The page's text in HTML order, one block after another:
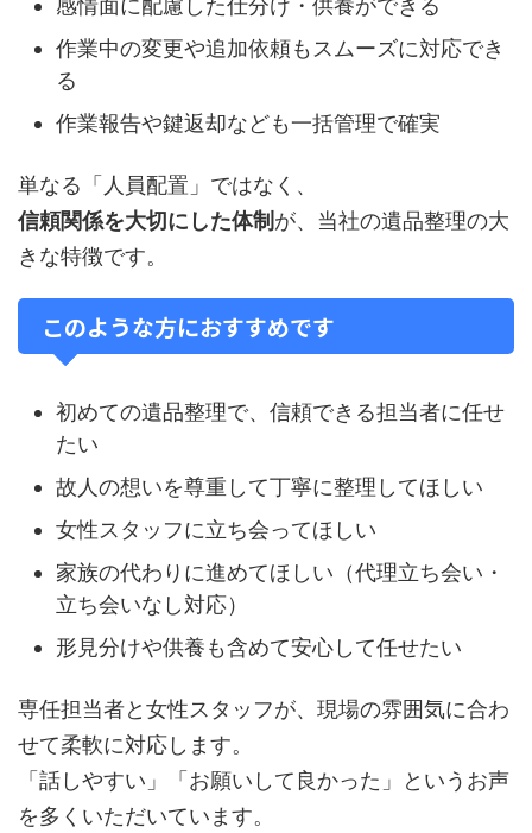
作業中の変更や追加依頼もスムーズに対応でき
る
作業報告や鍵返却なども一括管理で確実
単なる「人員配置」ではなく、
信頼関係を大切にした体制 が、当社の遺品整理の大
きな特徴です。
このような方におすすめです
初めての遺品整理で、信頼できる担当者に任せ
たい
故人の想いを尊重して丁寧に整理してほしい
女性スタッフに立ち会ってほしい
家族の代わりに進めてほしい（代理立ち会い・
立ち会いなし対応）
形見分けや供養も含めて安心して任せたい
専任担当者と女性スタッフが、現場の雰囲気に合わ
せて柔軟に対応します。
「話しやすい」「お願いして良かった」というお声
を多くいただいています。